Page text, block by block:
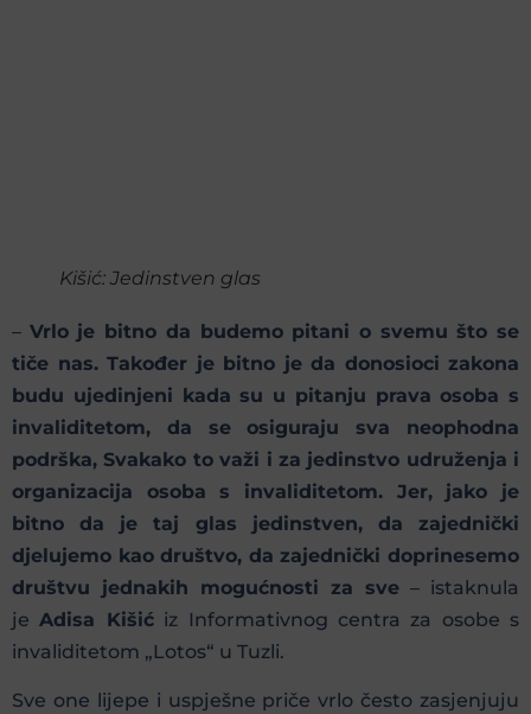
Kišić: Jedinstven glas
– Vrlo je bitno da budemo pitani o svemu što se
tiče nas. Također je bitno je da donosioci zakona
budu ujedinjeni kada su u pitanju prava osoba s
invaliditetom, da se osiguraju sva neophodna
podrška, Svakako to važi i za jedinstvo udruženja i
organizacija osoba s invaliditetom. Jer, jako je
bitno da je taj glas jedinstven, da zajednički
djelujemo kao društvo, da zajednički doprinesemo
društvu jednakih mogućnosti za sve – istaknula
jeAdisa Kišićiz Informativnog centra za osobe s
invaliditetom „Lotos“ u Tuzli.
Sve one lijepe i uspješne priče vrlo često zasjenjuju